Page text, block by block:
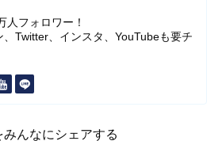
人フォロワー！
、Twitter、インスタ、YouTubeも要チ
みんなにシェアする